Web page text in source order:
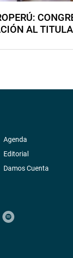
AL
Agenda
Editorial
Damos Cuenta